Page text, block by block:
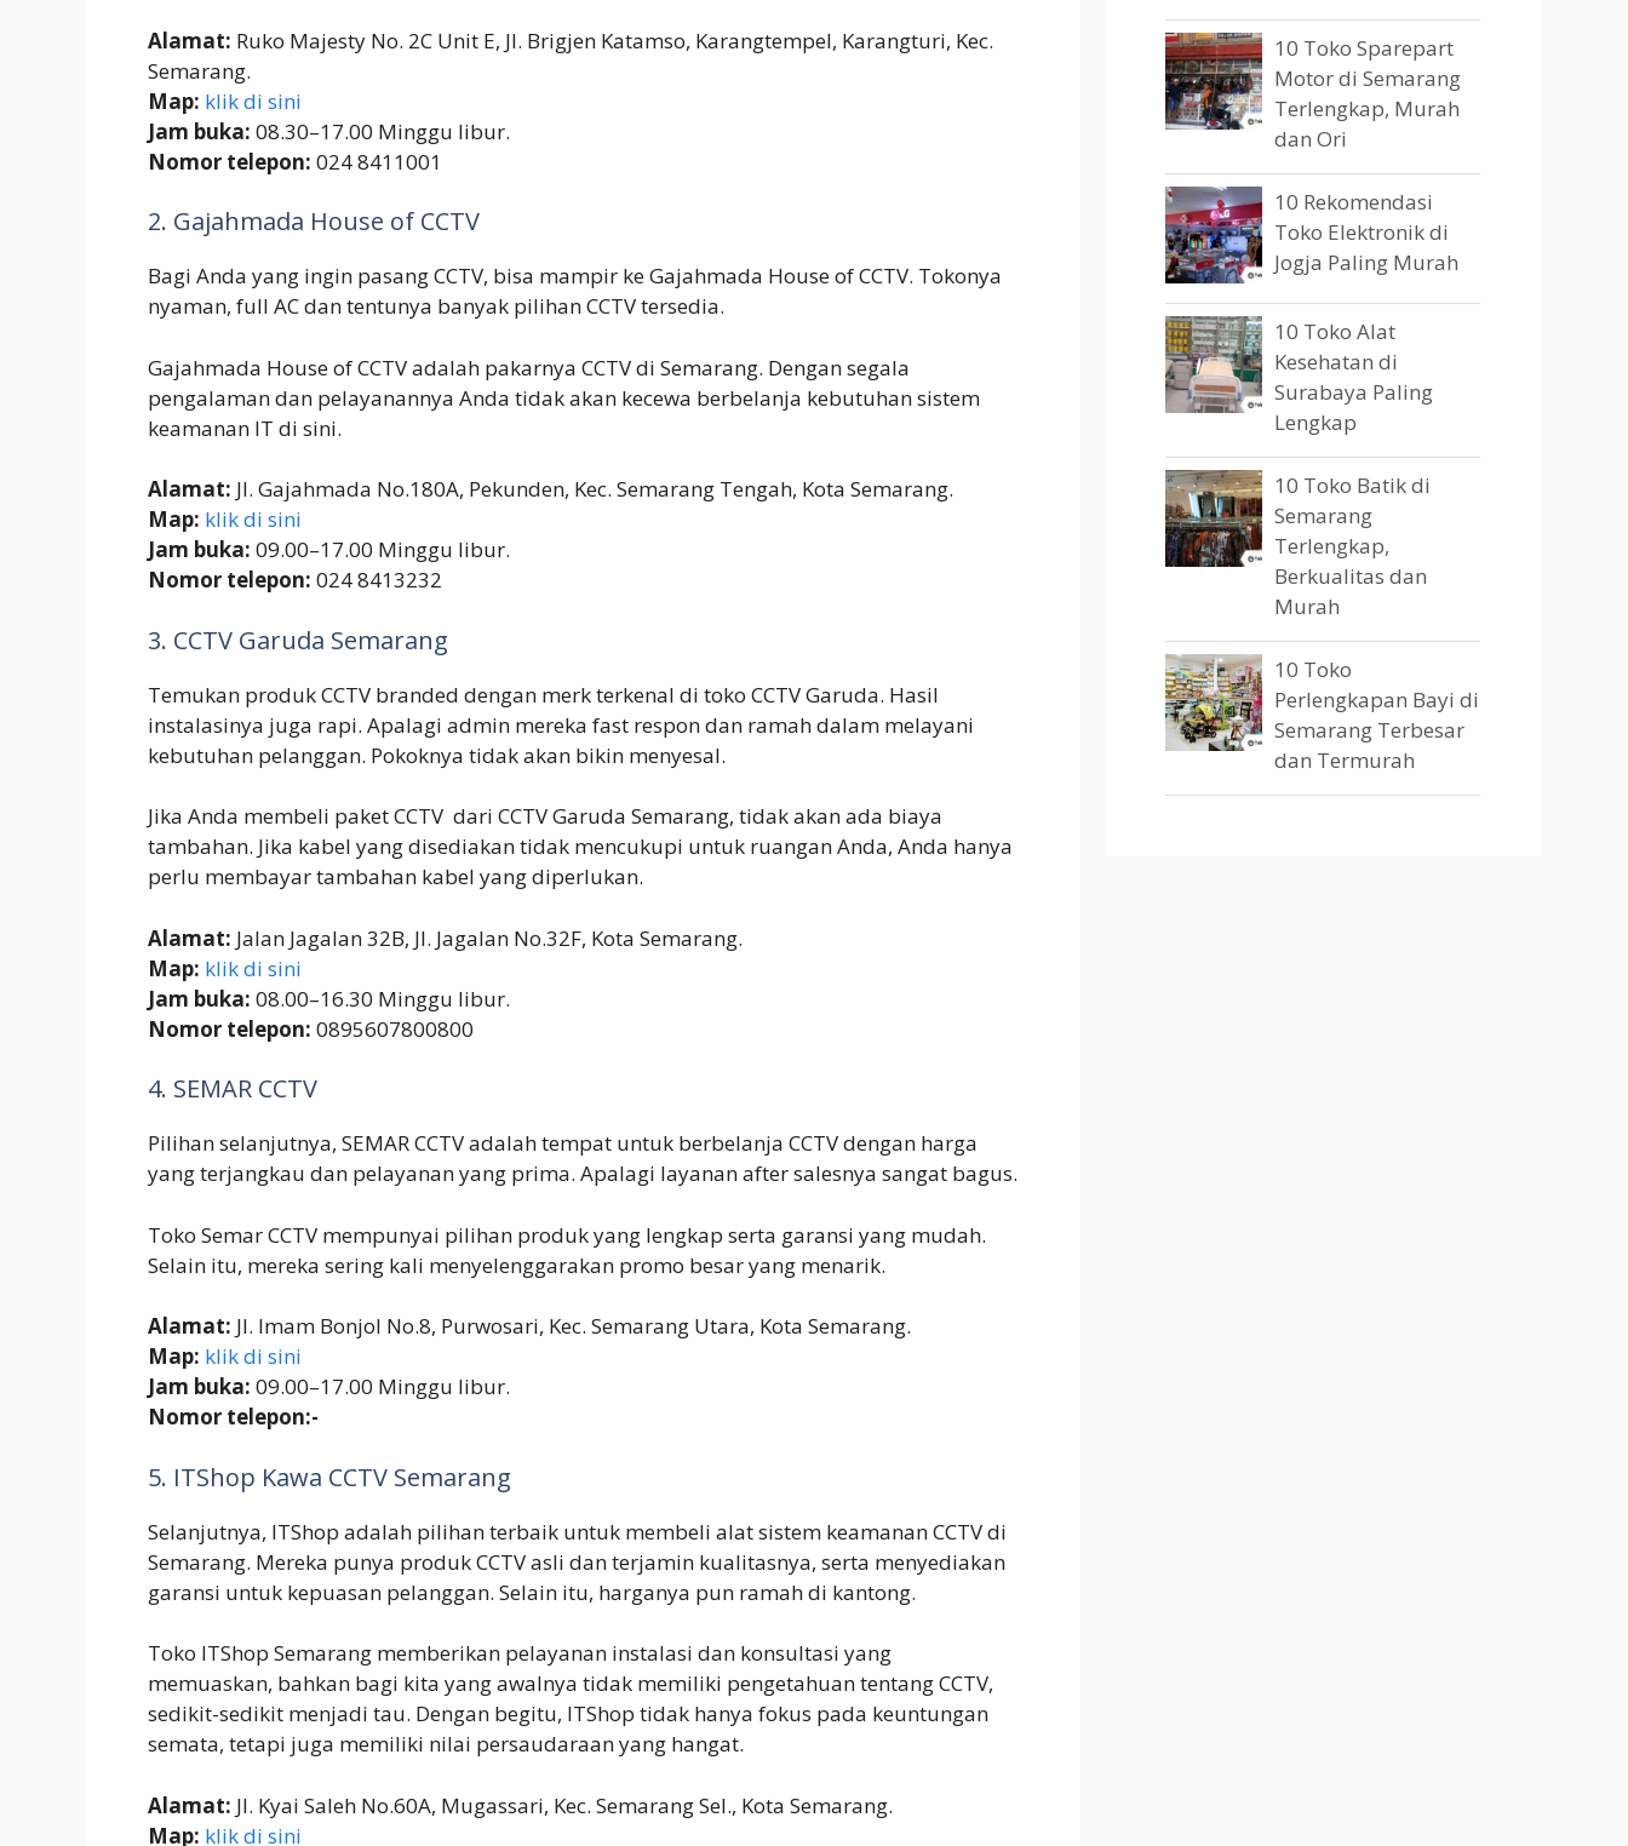
Alamat: Ruko Majesty No. 2C Unit E, Jl. Brigjen Katamso, Karangtempel, Karangturi, Kec.
Semarang.
Map: klik di sini
Jam buka: 08.30–17.00 Minggu libur.
Nomor telepon: 024 8411001
2. Gajahmada House of CCTV
Bagi Anda yang ingin pasang CCTV, bisa mampir ke Gajahmada House of CCTV. Tokonya
nyaman, full AC dan tentunya banyak pilihan CCTV tersedia.
Gajahmada House of CCTV adalah pakarnya CCTV di Semarang. Dengan segala
pengalaman dan pelayanannya Anda tidak akan kecewa berbelanja kebutuhan sistem
keamanan IT di sini.
Alamat: Jl. Gajahmada No.180A, Pekunden, Kec. Semarang Tengah, Kota Semarang.
Map: klik di sini
Jam buka: 09.00–17.00 Minggu libur.
Nomor telepon: 024 8413232
3. CCTV Garuda Semarang
Temukan produk CCTV branded dengan merk terkenal di toko CCTV Garuda. Hasil
instalasinya juga rapi. Apalagi admin mereka fast respon dan ramah dalam melayani
kebutuhan pelanggan. Pokoknya tidak akan bikin menyesal.
Jika Anda membeli paket CCTV dari CCTV Garuda Semarang, tidak akan ada biaya
tambahan. Jika kabel yang disediakan tidak mencukupi untuk ruangan Anda, Anda hanya
perlu membayar tambahan kabel yang diperlukan.
Alamat: Jalan Jagalan 32B, Jl. Jagalan No.32F, Kota Semarang.
Map: klik di sini
Jam buka: 08.00–16.30 Minggu libur.
Nomor telepon: 0895607800800
4. SEMAR CCTV
Pilihan selanjutnya, SEMAR CCTV adalah tempat untuk berbelanja CCTV dengan harga
yang terjangkau dan pelayanan yang prima. Apalagi layanan after salesnya sangat bagus.
Toko Semar CCTV mempunyai pilihan produk yang lengkap serta garansi yang mudah.
Selain itu, mereka sering kali menyelenggarakan promo besar yang menarik.
Alamat: Jl. Imam Bonjol No.8, Purwosari, Kec. Semarang Utara, Kota Semarang.
Map: klik di sini
Jam buka: 09.00–17.00 Minggu libur.
Nomor telepon:-
5. ITShop Kawa CCTV Semarang
Selanjutnya, ITShop adalah pilihan terbaik untuk membeli alat sistem keamanan CCTV di
Semarang. Mereka punya produk CCTV asli dan terjamin kualitasnya, serta menyediakan
garansi untuk kepuasan pelanggan. Selain itu, harganya pun ramah di kantong.
Toko ITShop Semarang memberikan pelayanan instalasi dan konsultasi yang
memuaskan, bahkan bagi kita yang awalnya tidak memiliki pengetahuan tentang CCTV,
sedikit-sedikit menjadi tau. Dengan begitu, ITShop tidak hanya fokus pada keuntungan
semata, tetapi juga memiliki nilai persaudaraan yang hangat.
Alamat: Jl. Kyai Saleh No.60A, Mugassari, Kec. Semarang Sel., Kota Semarang.
Map: klik di sini
10 Toko Sparepart
Motor di Semarang
Terlengkap, Murah
dan Ori
10 Rekomendasi
Toko Elektronik di
Jogja Paling Murah
10 Toko Alat
Kesehatan di
Surabaya Paling
Lengkap
10 Toko Batik di
Semarang
Terlengkap,
Berkualitas dan
Murah
10 Toko
Perlengkapan Bayi di
Semarang Terbesar
dan Termurah